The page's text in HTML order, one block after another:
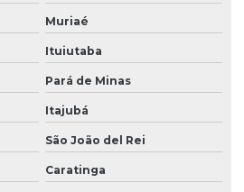
Muriaé
Ituiutaba
Pará de Minas
Itajubá
São João del Rei
Caratinga